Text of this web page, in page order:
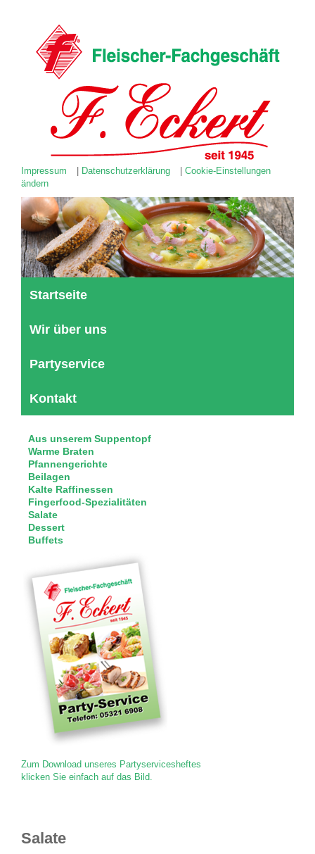
Impressum Datenschutzerklärung
Cookie-Einstellungen
ändern
Startseite
Wir über uns
Partyservice
Kontakt
Aus unserem Suppentopf
Warme Braten
Pfannengerichte
Beilagen
Kalte Raffinessen
Fingerfood-Spezialitäten
Salate
Dessert
Buffets
Zum Download unseres Partyservicesheftes
klicken Sie einfach auf das Bild.
Salate